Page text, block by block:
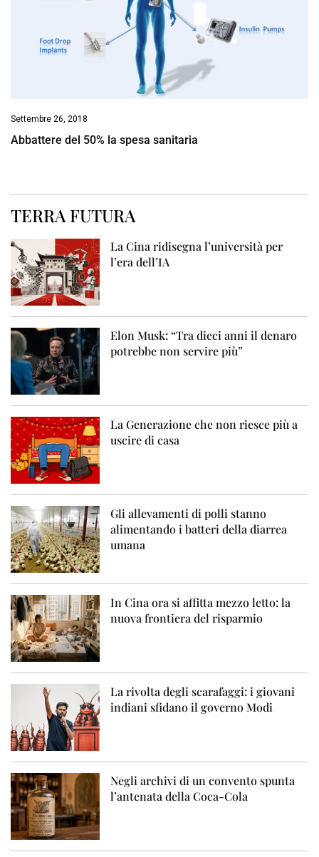
Settembre 26, 2018
Abbattere del 50% la spesa sanitaria
TERRA FUTURA
La Cina ridisegna l’università per
l’era dell’IA
Elon Musk: “Tra dieci anni il denaro
potrebbe non servire più”
La Generazione che non riesce più a
uscire di casa
Gli allevamenti di polli stanno
alimentando i batteri della diarrea
umana
In Cina ora si affitta mezzo letto: la
nuova frontiera del risparmio
La rivolta degli scarafaggi: i giovani
indiani sfidano il governo Modi
Negli archivi di un convento spunta
l’antenata della Coca-Cola